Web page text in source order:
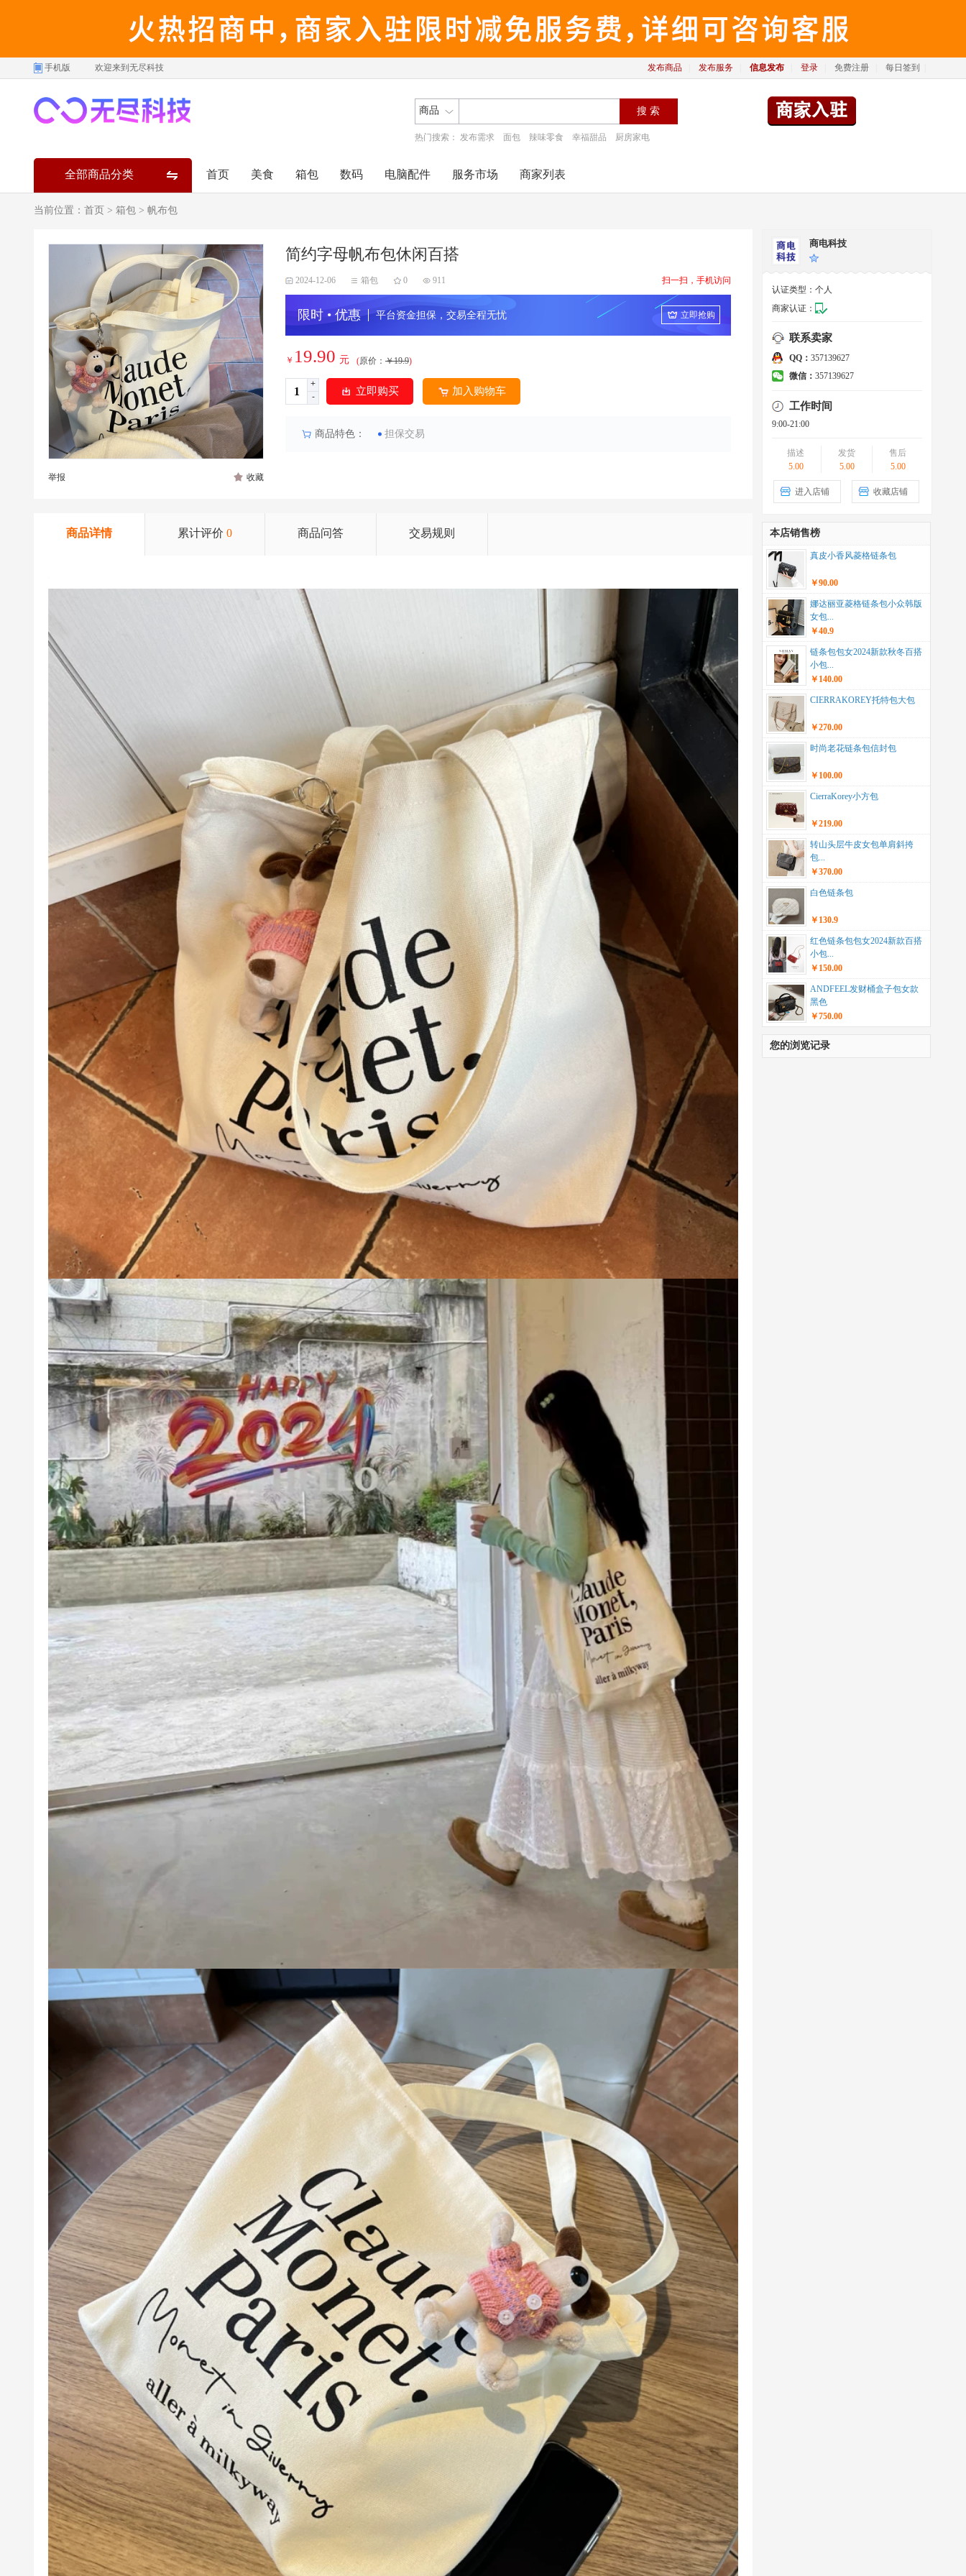
手机版 欢迎来到无尽科技 发布商品 发布服务 信息发布 登录 免费注册 每日签到
商品
热门搜索： 发布需求 面包 辣味零食 幸福甜品 厨房家电
全部商品分类 首页 美食 箱包 数码 电脑配件 服务市场 商家列表
当前位置： 首页 > 箱包 > 帆布包
举报 收藏
简约字母帆布包休闲百搭
2024-12-06 箱包 0 911 扫一扫，手机访问
限时 • 优惠 平台资金担保，交易全程无忧 立即抢购
￥ 19.90 元 (原价： ￥19.9)
+
-
立即购买 加入购物车
商品特色： 担保交易
商品详情 累计评价 0 商品问答 交易规则
商电科技
认证类型： 个人
商家认证：
联系卖家
QQ： 357139627
微信： 357139627
工作时间
9:00-21:00
描述
5.00
发货
5.00
售后
5.00
进入店铺 收藏店铺
本店销售榜
真皮小香风菱格链条包
￥90.00
娜达丽亚菱格链条包小众韩版
女包...
￥40.9
链条包包女2024新款秋冬百搭
小包...
￥140.00
CIERRAKOREY托特包大包
￥270.00
时尚老花链条包信封包
￥100.00
CierraKorey小方包
￥219.00
转山头层牛皮女包单肩斜挎
包...
￥370.00
白色链条包
￥130.9
红色链条包包女2024新款百搭
小包...
￥150.00
ANDFEEL发财桶盒子包女款
黑色
￥750.00
您的浏览记录